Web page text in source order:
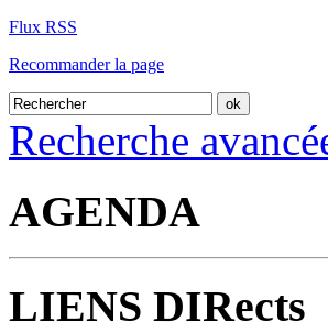
Flux RSS
Recommander la page
Recherche
AGENDA
LIENS DIRects